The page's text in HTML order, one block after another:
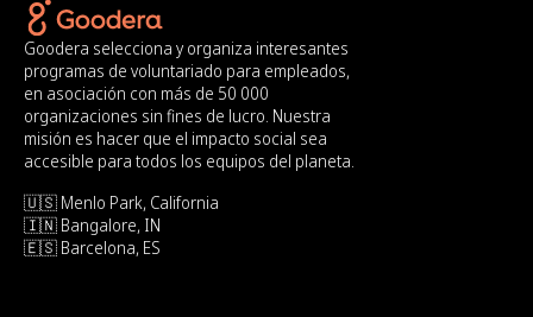
Goodera selecciona y organiza interesantes
programas de voluntariado para empleados,
en asociación con más de 50 000
organizaciones sin fines de lucro. Nuestra
misión es hacer que el impacto social sea
accesible para todos los equipos del planeta.
🇺🇸 Menlo Park, California
🇮🇳 Bangalore, IN
🇪🇸 Barcelona, ES